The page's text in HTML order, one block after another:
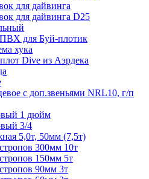
для дайвинга
для дайвинга D25
для Буй-плотик
хука
Dive из Аэрдека
с доп.звеньями NRL10, г/п
1 дюйм
3/4
5,0т, 50мм (7,5т)
300мм 10т
150мм 5т
90мм 3т